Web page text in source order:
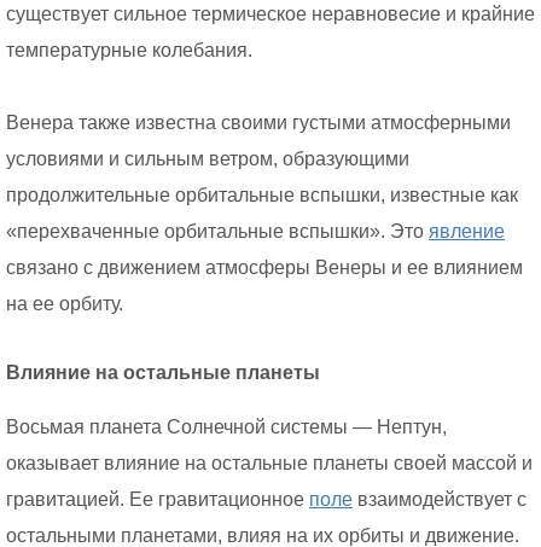
существует сильное термическое неравновесие и крайние
температурные колебания.
Венера также известна своими густыми атмосферными
условиями и сильным ветром, образующими
продолжительные орбитальные вспышки, известные как
«перехваченные орбитальные вспышки». Это явление
связано с движением атмосферы Венеры и ее влиянием
на ее орбиту.
Влияние на остальные планеты
Восьмая планета Солнечной системы — Нептун,
оказывает влияние на остальные планеты своей массой и
гравитацией. Ее гравитационное поле взаимодействует с
остальными планетами, влияя на их орбиты и движение.